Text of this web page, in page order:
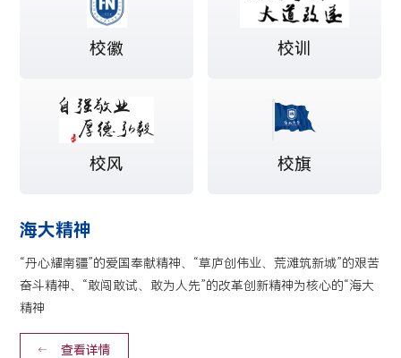
校徽 校训
校风 校旗
海大精神
“丹心耀南疆”的爱国奉献精神、“草庐创伟业、荒滩筑新城”的艰苦
奋斗精神、“敢闯敢试、敢为人先”的改革创新精神为核心的“海大
精神
查看详情